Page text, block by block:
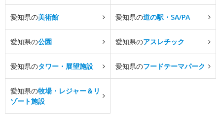
愛知県の美術館 愛知県の道の駅・SA/PA
愛知県の公園 愛知県のアスレチック
愛知県のタワー・展望施設 愛知県のフードテーマパーク
愛知県の牧場・レジャー＆リ
ゾート施設